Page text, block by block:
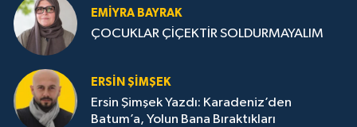
EMIYRA BAYRAK
ÇOCUKLAR ÇİÇEKTİR SOLDURMAYALIM
ERSIN ŞIMŞEK
Ersin Şimşek Yazdı: Karadeniz’den
Batum’a, Yolun Bana Bıraktıkları